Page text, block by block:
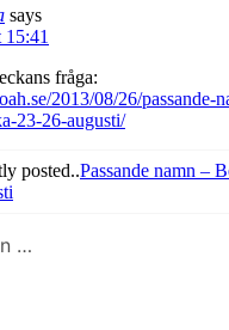
says
15:41
fråga:
2013/08/26/passande-
23-26-augusti/
posted..Passande namn –
…